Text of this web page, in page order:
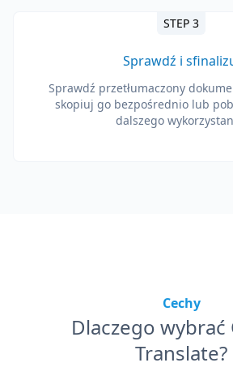
STEP 3
Sprawdź i
Sprawdź przetłumaczony
skopiuj go bezpośrednio lub
dalszego
Cechy
Dlaczego wybrać
Translate?